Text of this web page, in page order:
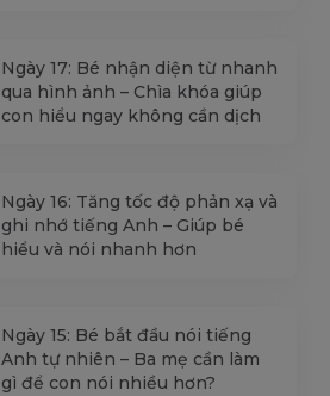
Ngày 17: Bé nhận diện từ nhanh
qua hình ảnh – Chìa khóa giúp
con hiểu ngay không cần dịch
Ngày 16: Tăng tốc độ phản xạ và
ghi nhớ tiếng Anh – Giúp bé
hiểu và nói nhanh hơn
Ngày 15: Bé bắt đầu nói tiếng
Anh tự nhiên – Ba mẹ cần làm
gì để con nói nhiều hơn?